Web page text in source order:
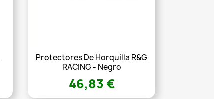
Protectores De Horquilla R&G
RACING - Negro
46,83 €